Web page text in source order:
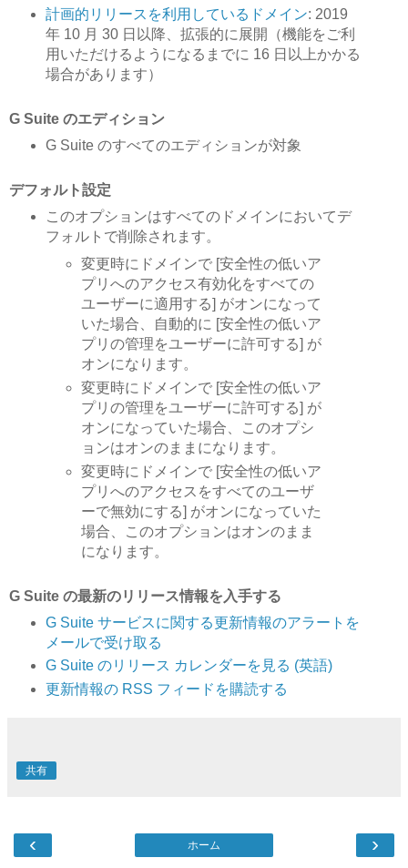
計画的リリースを利用しているドメイン: 2019
年 10 月 30 日以降、拡張的に展開（機能をご利
用いただけるようになるまでに 16 日以上かかる
場合があります）
G Suite のエディション
G Suite のすべてのエディションが対象
デフォルト設定
このオプションはすべてのドメインにおいてデ
フォルトで削除されます。
変更時にドメインで [安全性の低いア
プリへのアクセス有効化をすべての
ユーザーに適用する] がオンになって
いた場合、自動的に [安全性の低いア
プリの管理をユーザーに許可する] が
オンになります。
変更時にドメインで [安全性の低いア
プリの管理をユーザーに許可する] が
オンになっていた場合、このオプシ
ョンはオンのままになります。
変更時にドメインで [安全性の低いア
プリへのアクセスをすべてのユーザ
ーで無効にする] がオンになっていた
場合、このオプションはオンのまま
になります。
G Suite の最新のリリース情報を入手する
G Suite サービスに関する更新情報のアラートを
メールで受け取る
G Suite のリリース カレンダーを見る (英語)
更新情報の RSS フィードを購読する
共有
‹ ›
ホーム